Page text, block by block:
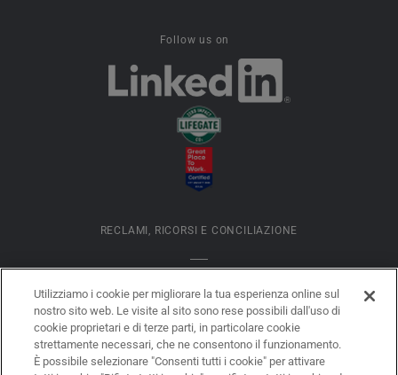
Follow us on
RECLAMI, RICORSI E CONCILIAZIONE
INFORMATIVA COOKIES
DATI SOCIETARI
Utilizziamo i cookie per migliorare la tua esperienza online sul
nostro sito web. Le visite al sito sono rese possibili dall'uso di
cookie proprietari e di terze parti, in particolare cookie
strettamente necessari, che ne consentono il funzionamento.
È possibile selezionare "Consenti tutti i cookie" per attivare